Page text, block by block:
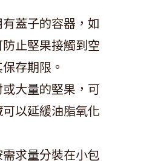
有蓋子的容器，如
止堅果接觸到空
存期限。
或大量的堅果，可
以延緩油脂氧化
需求量分裝在小包